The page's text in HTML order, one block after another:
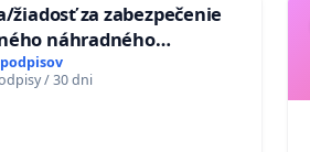
žiadosť za zabezpečenie
náhradného
Váhu počas úplnej
Vážskeho mosta v
podpisov
/ 30 dni